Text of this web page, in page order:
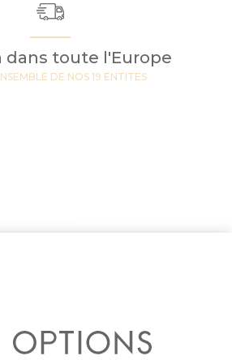
dans toute l'Europe
DE NOS 19 ENTITES